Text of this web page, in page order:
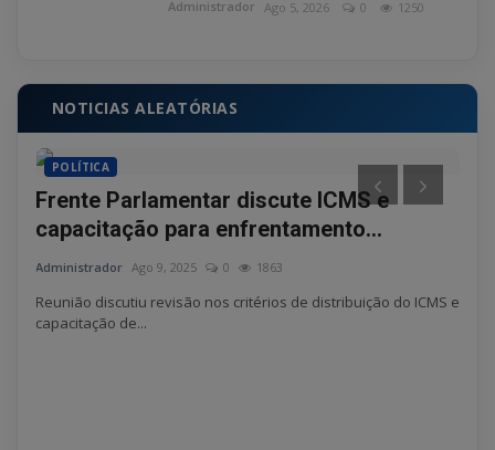
Administrador Ago 5, 2026 0 1250
NOTICIAS ALEATÓRIAS
POLÍTICA
Frente Parlamentar discute ICMS e
capacitação para enfrentamento...
Administrador Ago 9, 2025 0 1863
Reunião discutiu revisão nos critérios de distribuição do ICMS e
capacitação de...